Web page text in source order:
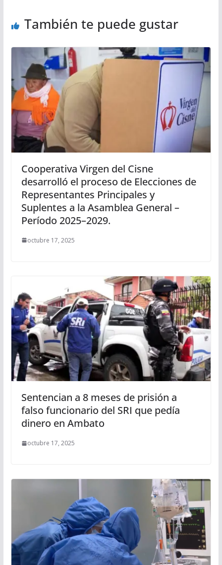
También te puede gustar
Cooperativa Virgen del Cisne
desarrolló el proceso de Elecciones de
Representantes Principales y
Suplentes a la Asamblea General –
Período 2025–2029.
octubre 17, 2025
Sentencian a 8 meses de prisión a
falso funcionario del SRI que pedía
dinero en Ambato
octubre 17, 2025